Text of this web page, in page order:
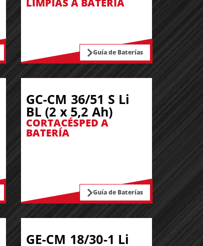
LIMPIAS A BATERÍA
Guía de Baterías
GC-CM 36/51 S Li
BL (2 x 5,2 Ah)
CORTACÉSPED A
BATERÍA
Guía de Baterías
GE-CM 18/30-1 Li